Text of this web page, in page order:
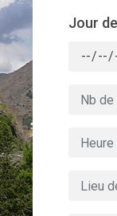
Jour